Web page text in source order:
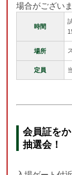
場合がございま
時間
場所
定員
会員証を
抽選会！